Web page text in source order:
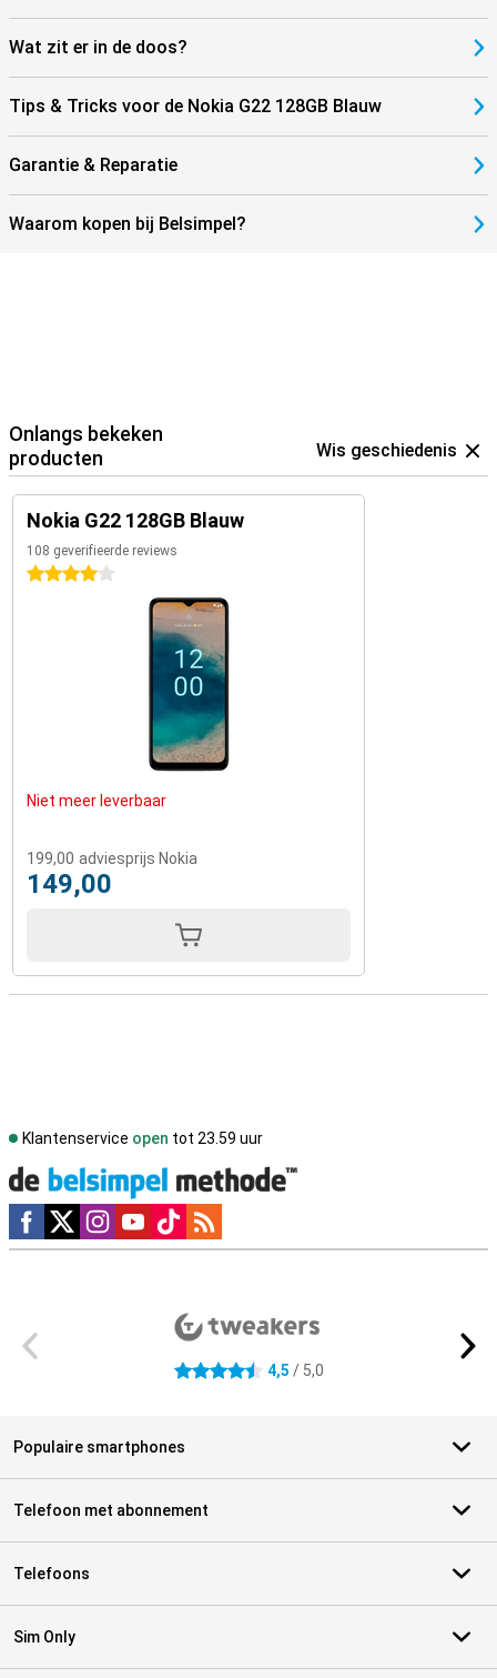
Wat zit er in de doos?
Tips & Tricks voor de Nokia G22 128GB Blauw
Garantie & Reparatie
Waarom kopen bij Belsimpel?
Onlangs bekeken
producten
Wis geschiedenis
Nokia G22 128GB Blauw
108 geverifieerde reviews
4 sterren
Niet meer leverbaar
199,00 adviesprijs Nokia
149,00
Klantenservice open tot 23.59 uur
Social media
4.5 sterren 4,5 / 5,0
Populaire smartphones
Telefoon met abonnement
Telefoons
Sim Only